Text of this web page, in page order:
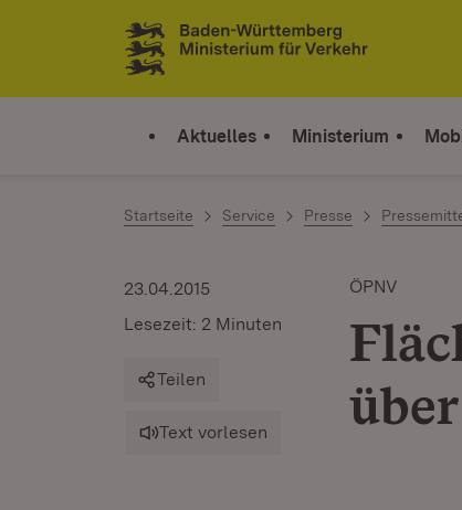
Zum Inhalt springen
Link zur Startseite
Aktuelles Ministerium
Startseite Service Presse
ÖPNV
23.04.2015
Lesezeit: 2 Minuten
Teilen
Text vorlesen